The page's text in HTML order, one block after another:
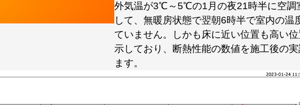
外気温が3℃～5℃の1月の夜21時半に空調
して、無暖房状態で翌朝6時半で室内の
ていません。しかも床に近い位置も高い
示しており、断熱性能の数値を施工後の
ます。